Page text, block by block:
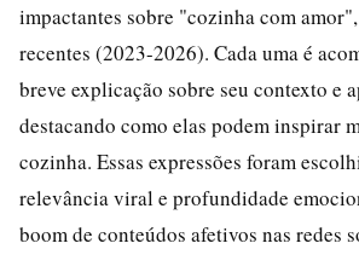
impactantes sobre "cozinha com
recentes (2023-2026). Cada uma é
breve explicação sobre seu contexto e
destacando como elas podem inspirar
cozinha. Essas expressões foram
relevância viral e profundidade
boom de conteúdos afetivos nas redes